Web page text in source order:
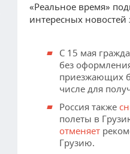
«Реальное время»
интересных новостей
С 15 мая
без
приезжающих
числе для
Россия также
полеты в
отменяет
Грузию.